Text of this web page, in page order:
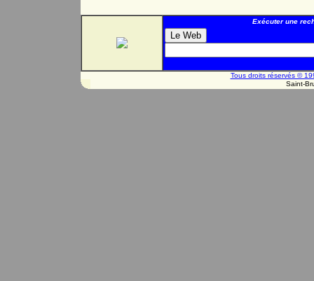
Exécuter une
Tous droits réservés ©
Saint-